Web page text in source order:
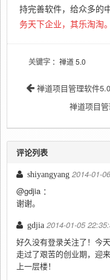
持完善软件，给众多的
务天下企业，其乐淘淘。
关键字 ：禅道 5.0
禅道项目管理软件
禅道项目
评论列表
shiyangyang 2014-01-
@gdjia ：
谢谢。
gdjia 2014-01-05
好久没有登录关注了！今
走过了艰苦的创业期，迎
上一层楼！